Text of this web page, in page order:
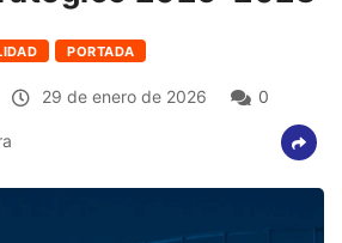
PORTADA
29 de enero de 2026 0